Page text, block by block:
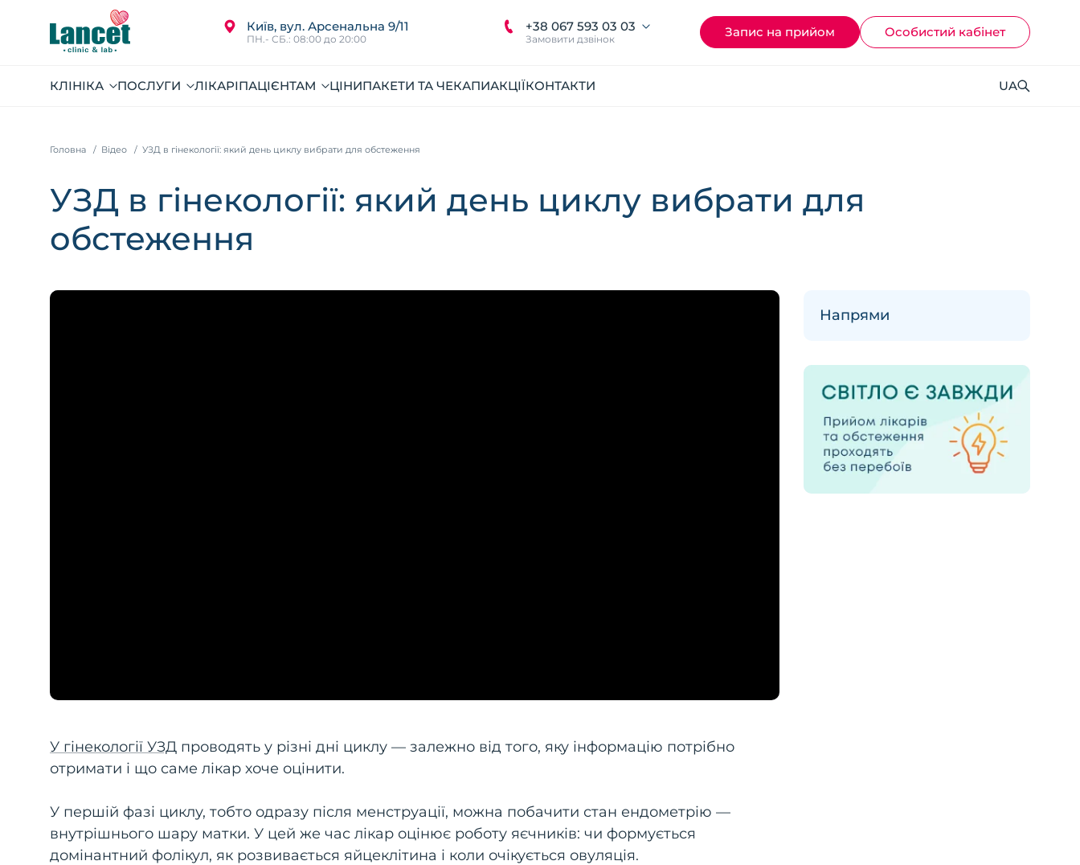
Київ, вул. Арсенальна 9/11
ПН.- СБ.: 08:00 до 20:00
+38 067 593 03 03
Замовити дзвінок Запис на прийом Ocoбистий кабінет
КЛІНІКА ПОСЛУГИ ЛІКАРІПАЦІЄНТАМ ЦІНИПАКЕТИ ТА ЧЕКАПИАКЦІЇКОНТАКТИ UA
Головна Відео УЗД в гінекології: який день циклу вибрати для обстеження
УЗД в гінекології: який день циклу вибрати для
обстеження
У гінекології УЗД проводять у різні дні циклу — залежно від того, яку інформацію потрібно
отримати і що саме лікар хоче оцінити.
У першій фазі циклу, тобто одразу після менструації, можна побачити стан ендометрію —
внутрішнього шару матки. У цей же час лікар оцінює роботу яєчників: чи формується
домінантний фолікул, як розвивається яйцеклітина і коли очікується овуляція.
Напрями